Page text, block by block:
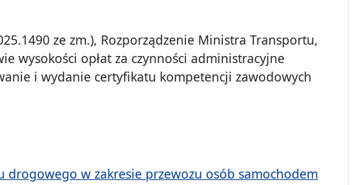
ze zm.), Rozporządzenie Ministra Transportu,
wysokości opłat za czynności administracyjne
i wydanie certyfikatu kompetencji zawodowych
w zakresie przewozu osób samochodem